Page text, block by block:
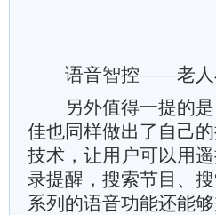
语音智控——老人
另外值得一提的是
佳也同样做出了自己
技术，让用户可以用
录提醒，搜索节目、
系列的语音功能还能